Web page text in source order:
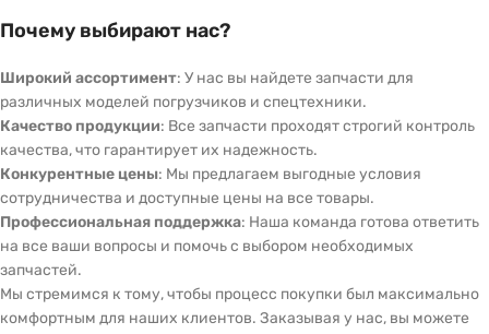
Почему выбирают нас?
Широкий ассортимент: У нас вы найдете запчасти для
различных моделей погрузчиков и спецтехники.
Качество продукции: Все запчасти проходят строгий контроль
качества, что гарантирует их надежность.
Конкурентные цены: Мы предлагаем выгодные условия
сотрудничества и доступные цены на все товары.
Профессиональная поддержка: Наша команда готова ответить
на все ваши вопросы и помочь с выбором необходимых
запчастей.
Мы стремимся к тому, чтобы процесс покупки был максимально
комфортным для наших клиентов. Заказывая у нас, вы можете